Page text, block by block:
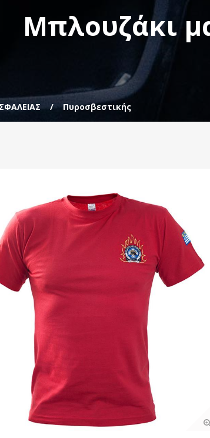
Μπλουζάκι
Πυροσβεστικής